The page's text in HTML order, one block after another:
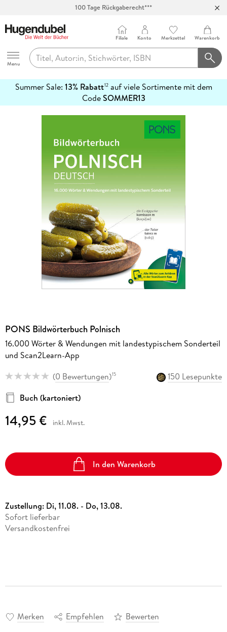
100 Tage Rückgaberecht***
Hugendubel
Menu
Filiale Konto Merkzettel Warenkorb
Summer Sale: 13% Rabatt12auf viele Sortimente mit dem
CodeSOMMER13
erfahren
PONS Bildwörterbuch Polnisch
16.000 Wörter & Wendungen mit landestypischem Sonderteil
und Scan2Learn-App
(0 Bewertungen)15
150 Lesepunkte
Buch (kartoniert)
14,95 € inkl. Mwst.
In den Warenkorb
Zustellung: Di, 11.08. - Do, 13.08.
Sofort lieferbar
Versandkostenfrei
Merken Empfehlen Bewerten